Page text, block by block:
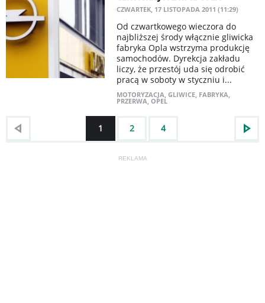
CZWARTEK, 17 LISTOPADA 2011 (11:29)
Od czwartkowego wieczora do
najbliższej środy włącznie gliwicka
fabryka Opla wstrzyma produkcję
samochodów. Dyrekcja zakładu
liczy, że przestój uda się odrobić
pracą w soboty w styczniu i...
MOTORYZACJA, GLIWICE, FABRYKA,
PRZERWA, OPEL
1 2 4
REKLAMA